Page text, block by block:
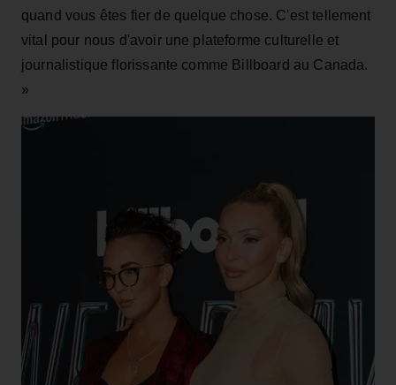
quand vous êtes fier de quelque chose. C'est tellement
vital pour nous d'avoir une plateforme culturelle et
journalistique florissante comme Billboard au Canada.
»